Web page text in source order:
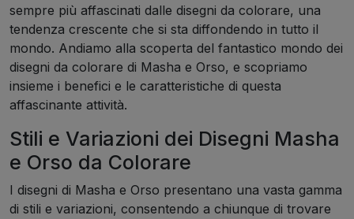
sempre più affascinati dalle disegni da colorare, una
tendenza crescente che si sta diffondendo in tutto il
mondo. Andiamo alla scoperta del fantastico mondo dei
disegni da colorare di Masha e Orso, e scopriamo
insieme i benefici e le caratteristiche di questa
affascinante attività.
Stili e Variazioni dei Disegni Masha
e Orso da Colorare
I disegni di Masha e Orso presentano una vasta gamma
di stili e variazioni, consentendo a chiunque di trovare